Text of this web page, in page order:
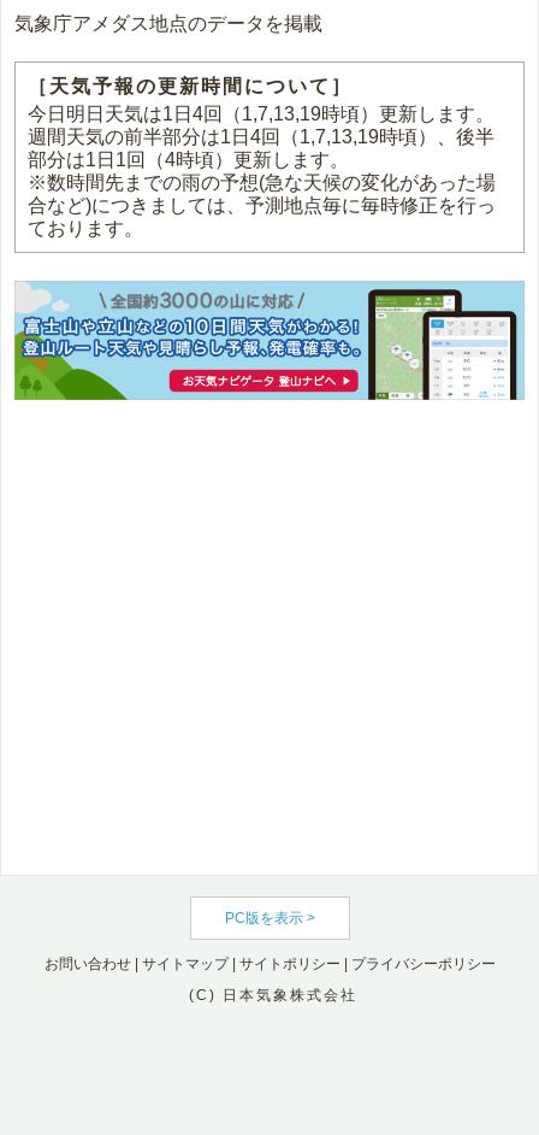
気象庁アメダス地点のデータを掲載
［天気予報の更新時間について］
今日明日天気は1日4回（1,7,13,19時頃）更新します。
週間天気の前半部分は1日4回（1,7,13,19時頃）、後半
部分は1日1回（4時頃）更新します。
※数時間先までの雨の予想(急な天候の変化があった場
合など)につきましては、予測地点毎に毎時修正を行っ
ております。
PC版を表示 >
お問い合わせ| サイトマップ| サイトポリシー
プライバシーポリシー
(C) 日本気象株式会社